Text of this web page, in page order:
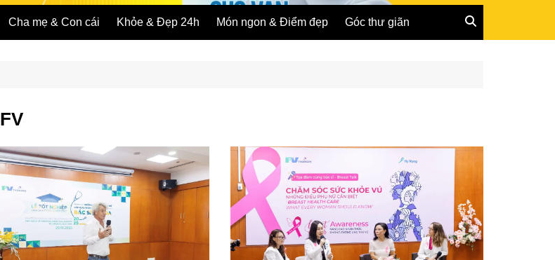
Cha mẹ & Con cái Khỏe & Đẹp 24h Món ngon & Điểm đẹp Góc thư giãn
FV